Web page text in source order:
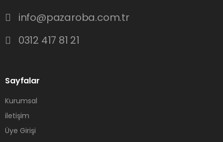
info@pazaroba.com.tr
0312 417 81 21
Sayfalar
Kurumsal
iletişim
Üye Girişi